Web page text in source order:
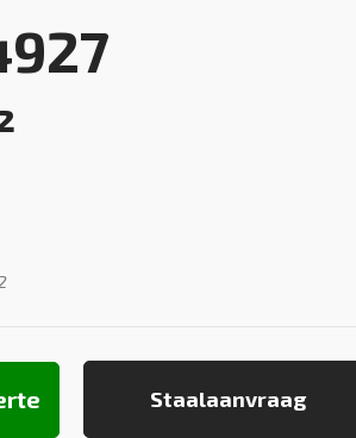
Staalaanvraag